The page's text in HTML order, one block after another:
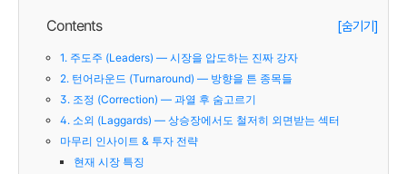
Contents [숨기기]
1. 주도주 (Leaders) — 시장을 압도하는 진짜 강자
2. 턴어라운드 (Turnaround) — 방향을 튼 종목들
3. 조정 (Correction) — 과열 후 숨고르기
4. 소외 (Laggards) — 상승장에서도 철저히 외면받는 섹터
마무리 인사이트 & 투자 전략
현재 시장 특징